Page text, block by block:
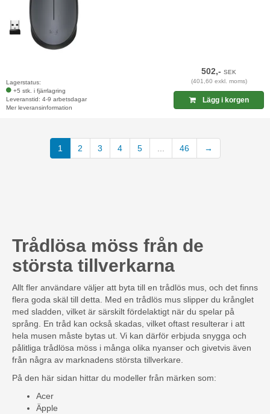
Lagerstatus:
+5 stk. i fjärrlagring
Leveranstid: 4-9 arbetsdagar
Mer leveransinformation
502,-SEK
(401,60 exkl. moms)
Lägg i korgen
1 (current)
2 3 4 5 46 →
Trådlösa möss från de
största tillverkarna
Allt fler användare väljer att byta till en trådlös mus, och det finns
flera goda skäl till detta. Med en trådlös mus slipper du krånglet
med sladden, vilket är särskilt fördelaktigt när du spelar på
språng. En tråd kan också skadas, vilket oftast resulterar i att
hela musen måste bytas ut. Vi kan därför erbjuda snygga och
pålitliga trådlösa möss i många olika nyanser och givetvis även
från några av marknadens största tillverkare.
På den här sidan hittar du modeller från märken som:
Acer
Äpple